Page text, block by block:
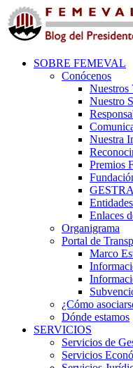
SOBRE FEMEVAL
Conócenos
Nuestros
Nuestro
Nuestra
Premios
Enlaces
Organigrama
Portal de
Marco
¿Cómo
Dónde estamos
SERVICIOS
Servicios de
Servicios